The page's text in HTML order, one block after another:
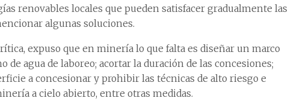
renovables locales que pueden satisfacer gradualmente las
algunas soluciones.
expuso que en minería lo que falta es diseñar un marco
agua de laboreo; acortar la duración de las concesiones;
a concesionar y prohibir las técnicas de alto riesgo e
a cielo abierto, entre otras medidas.